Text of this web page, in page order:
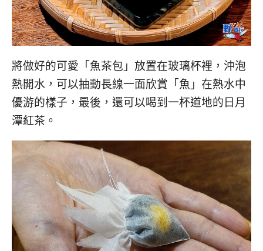
將做好的可愛「魚茶包」放置在玻璃杯裡，沖泡
熱開水，可以抽動長線一面欣賞「魚」在熱水中
優游的樣子，最後，還可以喝到一杯道地的日月
潭紅茶。